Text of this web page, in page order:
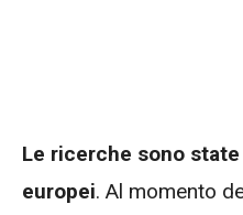
Le ricerche sono
europei. Al momento